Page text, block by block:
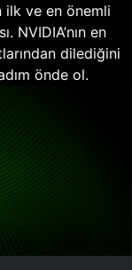
ilk ve en önemli
NVIDIA’nın en
dilediğini
önde ol.